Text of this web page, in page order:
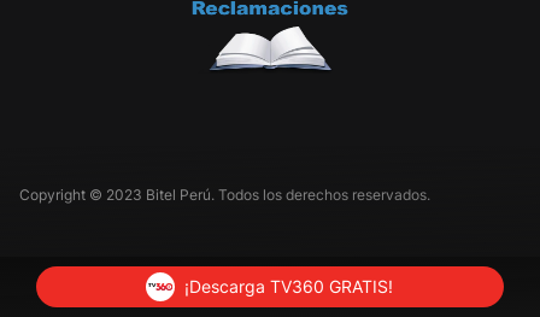
Copyright © 2023 Bitel Perú. Todos los derechos reservados.
¡Descarga TV360 GRATIS!